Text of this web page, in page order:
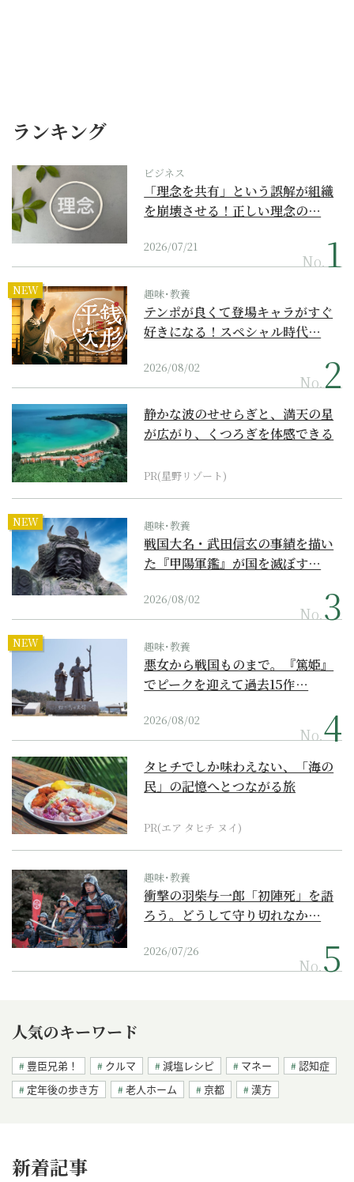
ランキング
ビジネス
「理念を共有」という誤解が組織
を崩壊させる！正しい理念の…
2026/07/21
No.
NEW 趣味･教養
テンポが良くて登場キャラがすぐ
好きになる！スペシャル時代…
2026/08/02
No.
静かな波のせせらぎと、満天の星
が広がり、くつろぎを体感できる
PR(星野リゾート)
NEW 趣味･教養
戦国大名・武田信玄の事績を描い
た『甲陽軍鑑』が国を滅ぼす…
2026/08/02
No.
NEW 趣味･教養
悪女から戦国ものまで。『篤姫』
でピークを迎えて過去15作…
2026/08/02
No.
タヒチでしか味わえない、「海の
民」の記憶へとつながる旅
PR(エア タヒチ ヌイ)
趣味･教養
衝撃の羽柴与一郎「初陣死」を語
ろう。どうして守り切れなか…
2026/07/26
No.
人気のキーワード
豊臣兄弟！ クルマ 減塩レシピ マネー
認知症
定年後の歩き方
老人ホーム 京都 漢方
新着記事